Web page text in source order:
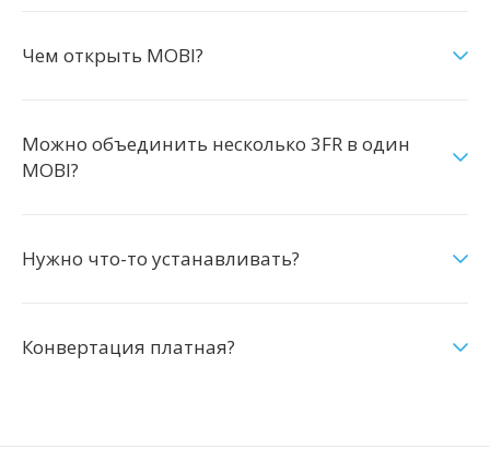
Чем открыть MOBI?
Можно объединить несколько 3FR в один
MOBI?
Нужно что-то устанавливать?
Конвертация платная?